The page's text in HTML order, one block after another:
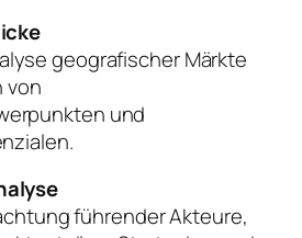
geografischer Märkte
von
und
führender Akteure,